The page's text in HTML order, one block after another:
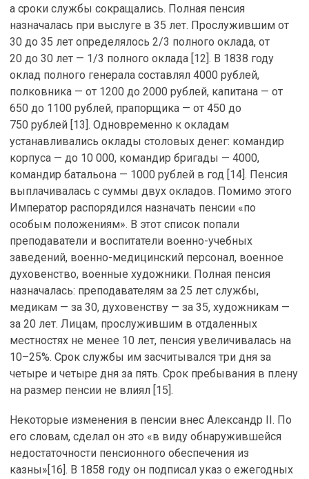
а сроки службы сокращались. Полная пенсия
назначалась при выслуге в 35 лет. Прослужившим от
30 до 35 лет определялось 2/3 полного оклада, от
20 до 30 лет — 1/3 полного оклада [12]. В 1838 году
оклад полного генерала составлял 4000 рублей,
полковника — от 1200 до 2000 рублей, капитана — от
650 до 1100 рублей, прапорщика — от 450 до
750 рублей [13]. Одновременно к окладам
устанавливались оклады столовых денег: командир
корпуса — до 10 000, командир бригады — 4000,
командир батальона — 1000 рублей в год [14]. Пенсия
выплачивалась с суммы двух окладов. Помимо этого
Император распорядился назначать пенсии «по
особым положениям». В этот список попали
преподаватели и воспитатели военно-учебных
заведений, военно-медицинский персонал, военное
духовенство, военные художники. Полная пенсия
назначалась: преподавателям за 25 лет службы,
медикам — за 30, духовенству — за 35, художникам —
за 20 лет. Лицам, прослужившим в отдаленных
местностях не менее 10 лет, пенсия увеличивалась на
10–25%. Срок службы им засчитывался три дня за
четыре и четыре дня за пять. Срок пребывания в плену
на размер пенсии не влиял [15].
Некоторые изменения в пенсии внес Александр II. По
его словам, сделал он это «в виду обнаружившейся
недостаточности пенсионного обеспечения из
казны»[16]. В 1858 году он подписал указ о ежегодных